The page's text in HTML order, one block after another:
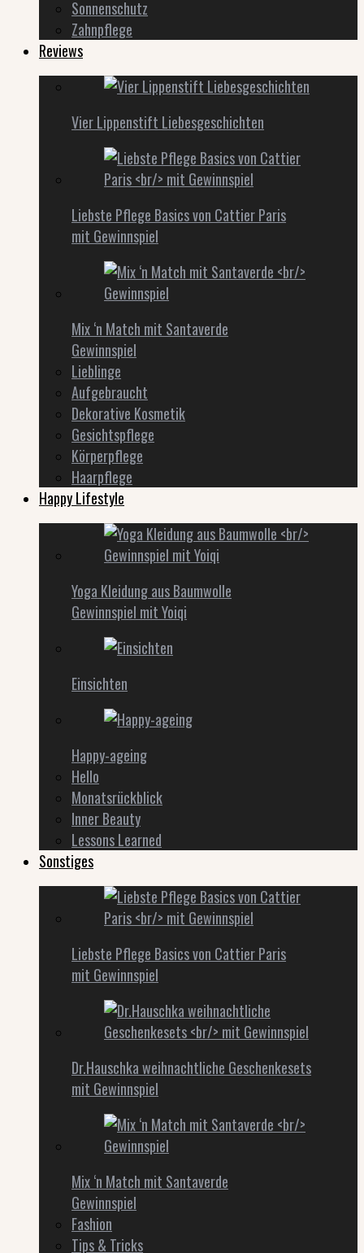
Sonnenschutz
Zahnpflege
Reviews
Vier Lippenstift Liebesgeschichten
Liebste Pflege Basics von Cattier Paris
mit Gewinnspiel
Mix ‘n Match mit Santaverde
Gewinnspiel
Lieblinge
Aufgebraucht
Dekorative Kosmetik
Gesichtspflege
Körperpflege
Haarpflege
Happy Lifestyle
Yoga Kleidung aus Baumwolle
Gewinnspiel mit Yoiqi
Einsichten
Happy-ageing
Hello
Monatsrückblick
Inner Beauty
Lessons Learned
Sonstiges
Liebste Pflege Basics von Cattier Paris
mit Gewinnspiel
Dr.Hauschka weihnachtliche Geschenkesets
mit Gewinnspiel
Mix ‘n Match mit Santaverde
Gewinnspiel
Fashion
Tips & Tricks